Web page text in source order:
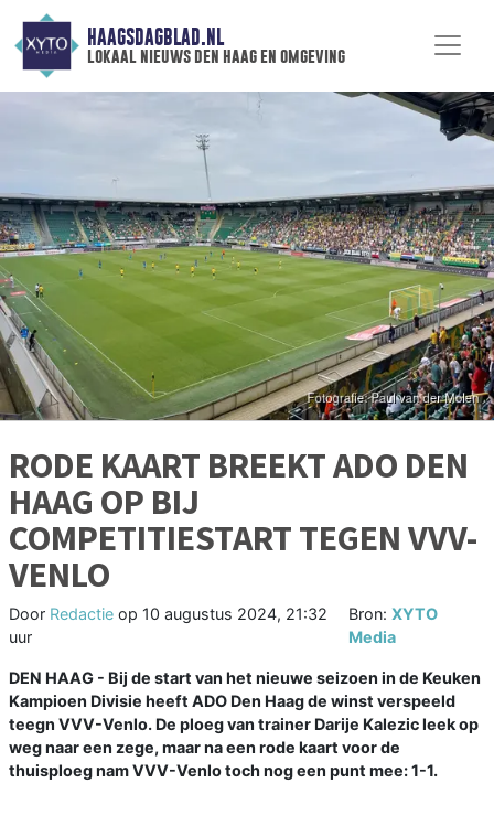
HAAGSDAGBLAD.NL
lokaal nieuws den haag en omgeving
RODE KAART BREEKT ADO DEN
HAAG OP BIJ
COMPETITIESTART TEGEN VVV-
VENLO
Door Redactie op 10 augustus 2024, 21:32
uur
Bron: XYTO
Media
DEN HAAG - Bij de start van het nieuwe seizoen in de Keuken
Kampioen Divisie heeft ADO Den Haag de winst verspeeld
teegn VVV-Venlo. De ploeg van trainer Darije Kalezic leek op
weg naar een zege, maar na een rode kaart voor de
thuisploeg nam VVV-Venlo toch nog een punt mee: 1-1.